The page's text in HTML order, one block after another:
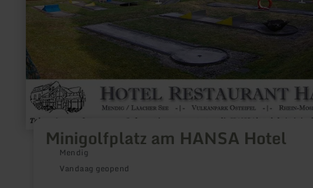
Minigolfplatz am HANSA Hotel
Mendig
Vandaag geopend